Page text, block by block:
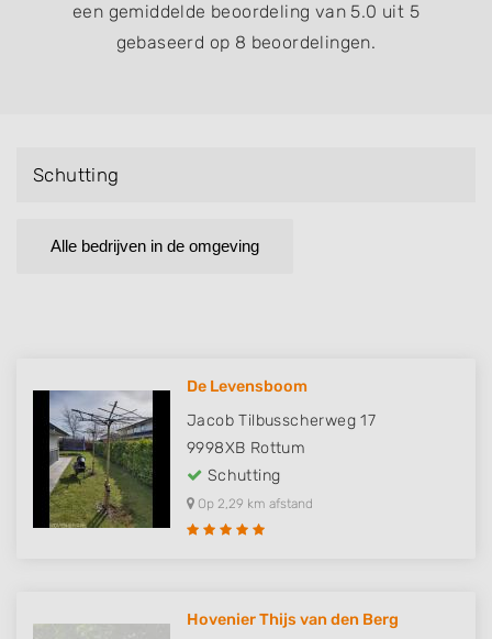
een gemiddelde beoordeling van 5.0 uit 5
gebaseerd op 8 beoordelingen.
Schutting
Alle bedrijven in de omgeving
De Levensboom
Jacob Tilbusscherweg 17
9998XB Rottum
Schutting
Op 2,29 km afstand
Hovenier Thijs van den Berg